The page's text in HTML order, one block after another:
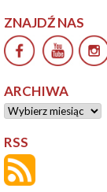
ZNAJDŹ NAS
ARCHIWA
Archiwa
RSS